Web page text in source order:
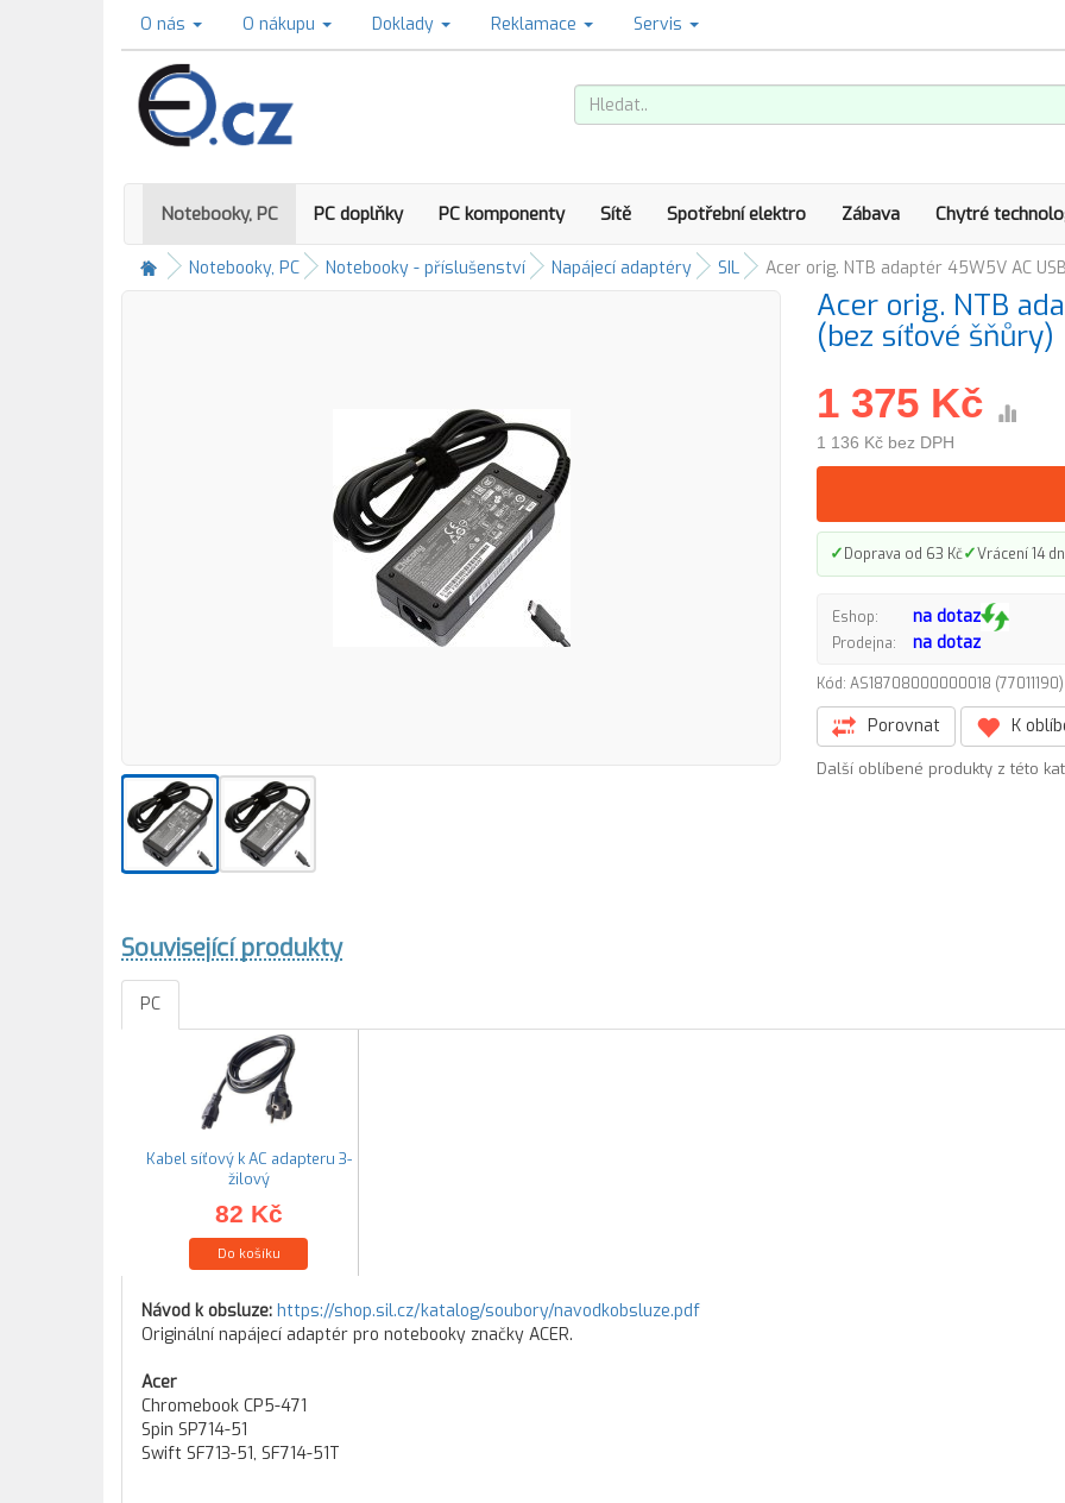
O nás O nákupu Doklady Reklamace Servis
Notebooky, PC PC doplňky PC komponenty Sítě Spotřební elektro Zábava Chytré
Notebooky, PC Notebooky - příslušenství Napájecí adaptéry SIL Acer orig. NTB adaptér 45W5V AC
Acer orig. NTB
(bez síťové šňůry)
1 375 Kč
1 136 Kč bez DPH
✓Doprava od 63 Kč✓Vrácení 14
Eshop: na dotaz
Prodejna: na dotaz
Kód: AS18708000000018 (77011190)
Porovnat K
Další oblíbené produkty z této
Související produkty
PC
Kabel síťový k AC adapteru 3-
žilový
82 Kč
Do košíku
Návod k obsluze: https://shop.sil.cz/katalog/soubory/navodkobsluze.pdf
Originální napájecí adaptér pro notebooky značky ACER.
Acer
Chromebook CP5-471
Spin SP714-51
Swift SF713-51, SF714-51T